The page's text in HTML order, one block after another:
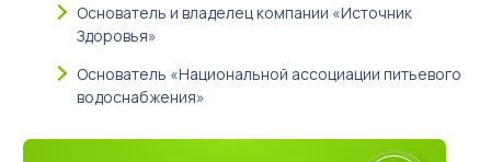
Основатель и владелец компании «Источник
Здоровья»
Основатель «Национальной ассоциации питьевого
водоснабжения»